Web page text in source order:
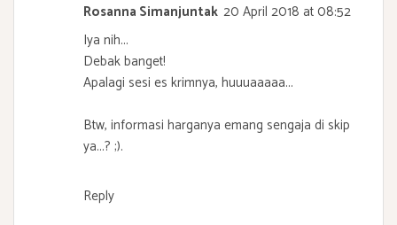
Rosanna Simanjuntak 20 April 2018 at 08:52
Iya nih...
Debak banget!
Apalagi sesi es krimnya, huuuaaaaa...
Btw, informasi harganya emang sengaja di skip
ya...? ;).
Reply